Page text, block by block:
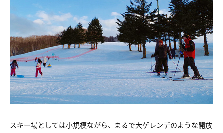
スキー場としては小規模ながら、まるで大ゲレンデのような開放